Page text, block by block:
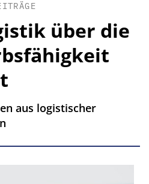
über die
aus logistischer